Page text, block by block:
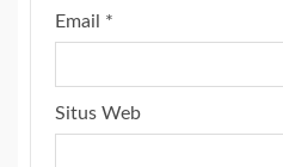
Email *
Situs Web